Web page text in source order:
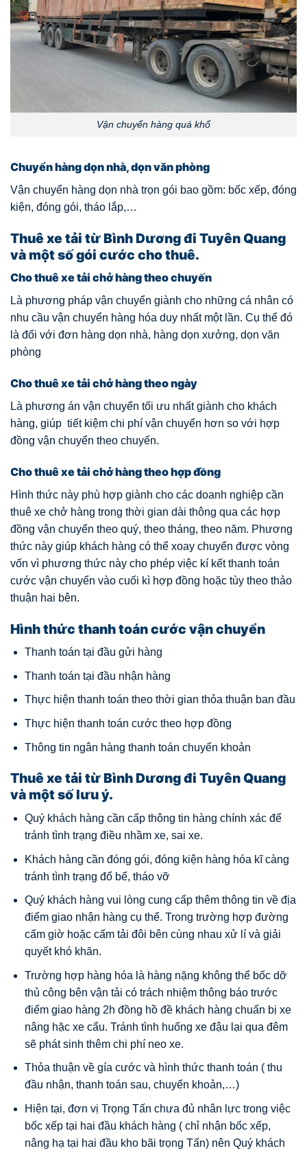
Vận chuyển hàng quá khổ
Chuyển hàng dọn nhà, dọn văn phòng
Vận chuyển hàng dọn nhà trọn gói bao gồm: bốc xếp, đóng
kiện, đóng gói, tháo lắp,…
Thuê xe tải từ Bình Dương đi Tuyên Quang
và một số gói cước cho thuê.
Cho thuê xe tải chở hàng theo chuyến
Là phương pháp vận chuyển giành cho những cá nhân có
nhu cầu vận chuyển hàng hóa duy nhất một lần. Cụ thể đó
là đối với đơn hàng dọn nhà, hàng dọn xưởng, dọn văn
phòng
Cho thuê xe tải chở hàng theo ngày
Là phương án vận chuyển tối ưu nhất giành cho khách
hàng, giúp tiết kiệm chi phí vận chuyển hơn so với hợp
đồng vận chuyển theo chuyến.
Cho thuê xe tải chở hàng theo hợp đồng
Hình thức này phù hợp giành cho các doanh nghiệp cần
thuê xe chở hàng trong thời gian dài thông qua các hợp
đồng vận chuyển theo quý, theo tháng, theo năm. Phương
thức này giúp khách hàng có thể xoay chuyển được vòng
vốn vì phương thức này cho phép việc kí kết thanh toán
cước vận chuyển vào cuối kì hợp đồng hoặc tùy theo thảo
thuận hai bên.
Hình thức thanh toán cước vận chuyển
Thanh toán tại đầu gửi hàng
Thanh toán tại đầu nhận hàng
Thực hiện thanh toán theo thời gian thỏa thuận ban đầu
Thực hiện thanh toán cước theo hợp đồng
Thông tin ngân hàng thanh toán chuyển khoản
Thuê xe tải từ Bình Dương đi Tuyên Quang
và một số lưu ý.
Quý khách hàng cần cấp thông tin hàng chính xác để
tránh tình trạng điều nhầm xe, sai xe.
Khách hàng cần đóng gói, đóng kiện hàng hóa kĩ càng
tránh tình trạng đổ bể, tháo vỡ
Quý khách hàng vui lòng cung cấp thêm thông tin về địa
điểm giao nhận hàng cụ thể. Trong trường hợp đường
cấm giờ hoặc cấm tải đôi bên cùng nhau xử lí và giải
quyết khó khăn.
Trường hợp hàng hóa là hàng nặng không thể bốc dỡ
thủ công bên vận tải có trách nhiệm thông báo trước
điểm giao hàng 2h đồng hồ đề khách hàng chuẩn bị xe
nâng hặc xe cẩu. Tránh tình huống xe đậu lại qua đêm
sẽ phát sinh thêm chi phí neo xe.
Thỏa thuận về gía cước và hình thức thanh toán ( thu
đầu nhận, thanh toán sau, chuyển khoản,…)
Hiện tại, đơn vị Trọng Tấn chưa đủ nhân lực trong việc
bốc xếp tại hai đầu khách hàng ( chỉ nhận bốc xếp,
nâng hạ tại hai đầu kho bãi trọng Tấn) nên Quý khách